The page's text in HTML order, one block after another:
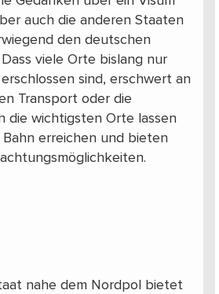
auch die anderen Staaten
den deutschen
Dass viele Orte bislang nur
sind, erschwert an
Transport oder die
die wichtigsten Orte lassen
erreichen und bieten
nahe dem Nordpol bietet